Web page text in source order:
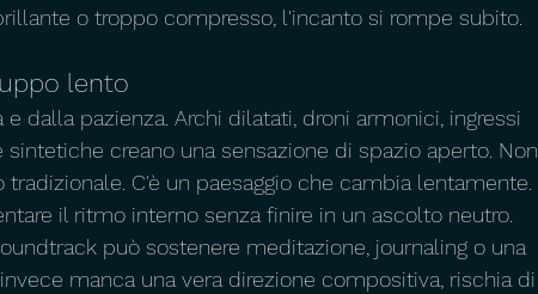
o troppo compresso, l'incanto si rompe subito.
lento
dalla pazienza. Archi dilatati, droni armonici, ingressi
creano una sensazione di spazio aperto. Non
C'è un paesaggio che cambia lentamente.
il ritmo interno senza finire in un ascolto neutro.
può sostenere meditazione, journaling o una
manca una vera direzione compositiva, rischia di